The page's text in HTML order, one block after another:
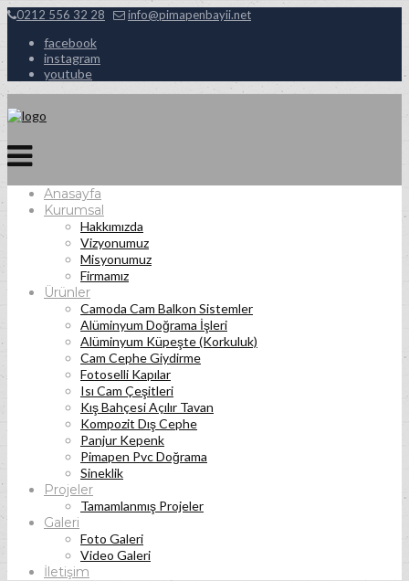
0212 556 32 28 info@pimapenbayii.net
facebook
instagram
youtube
Anasayfa
Kurumsal
Hakkımızda
Vizyonumuz
Misyonumuz
Firmamız
Ürünler
Camoda Cam Balkon Sistemler
Alüminyum Doğrama İşleri
Alüminyum Küpeşte (Korkuluk)
Cam Cephe Giydirme
Fotoselli Kapılar
Isı Cam Çeşitleri
Kış Bahçesi Açılır Tavan
Kompozit Dış Cephe
Panjur Kepenk
Pimapen Pvc Doğrama
Sineklik
Projeler
Tamamlanmış Projeler
Galeri
Foto Galeri
Video Galeri
İletişim